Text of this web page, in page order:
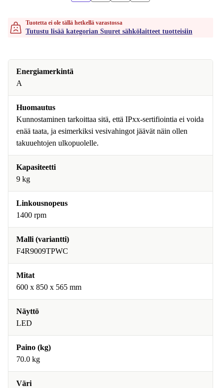
Tuotetta ei ole tällä hetkellä varastossa
Tutustu lisää kategorian Suuret sähkölaitteet tuotteisiin
Energiamerkintä
A
Huomautus
Kunnostaminen tarkoittaa sitä, että IPxx-sertifiointia ei voida
enää taata, ja esimerkiksi vesivahingot jäävät näin ollen
takuuehtojen ulkopuolelle.
Kapasiteetti
9 kg
Linkousnopeus
1400 rpm
Malli (variantti)
F4R9009TPWC
Mitat
600 x 850 x 565 mm
Näyttö
LED
Paino (kg)
70.0 kg
Väri